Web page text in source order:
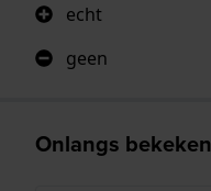
echt
geen
Onlangs bekeken